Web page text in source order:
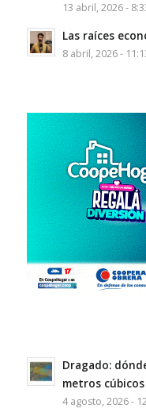
13 abril, 2026 -
Las raíces
8 abril, 2026 -
Dragado:
metros
4 agosto, 2026 -